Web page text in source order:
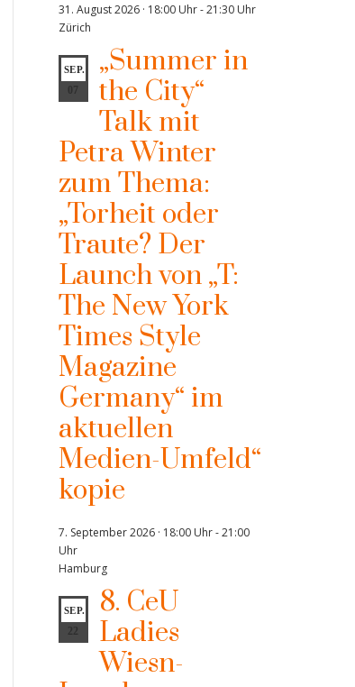
31. August 2026 · 18:00 Uhr-21:30 Uhr
Zürich
SEP.
07
„Summer in
the City“
Talk mit
Petra Winter
zum Thema:
„Torheit oder
Traute? Der
Launch von „T:
The New York
Times Style
Magazine
Germany“ im
aktuellen
Medien-Umfeld“
kopie
7. September 2026 · 18:00 Uhr-21:00
Uhr
Hamburg
SEP.
22
8. CeU
Ladies
Wiesn-